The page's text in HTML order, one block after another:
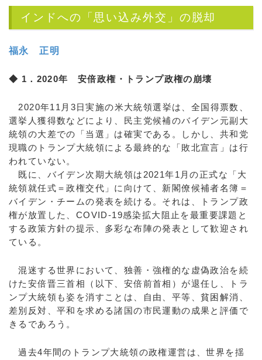
インドへの「思い込み外交」の脱却
福永 正明
◆ 1．2020年 安倍政権・トランプ政権の崩壊
2020年11月3日実施の米大統領選挙は、全国得票数、
選挙人獲得数などにより、民主党候補のバイデン元副大
統領の大差での「当選」は確実である。しかし、共和党
現職のトランプ大統領による最終的な「敗北宣言」は行
われていない。
既に、バイデン次期大統領は2021年1月の正式な「大
統領就任式＝政権交代」に向けて、新閣僚候補者名簿＝
バイデン・チームの発表を続ける。それは、トランプ政
権が放置した、COVID-19感染拡大阻止を最重要課題と
する政策方針の提示、多彩な布陣の発表として歓迎され
ている。
混迷する世界において、独善・強権的な虚偽政治を続
けた安倍晋三首相（以下、安倍前首相）が退任し、トラ
ンプ大統領も姿を消すことは、自由、平等、貧困解消、
差別反対、平和を求める諸国の市民運動の成果と評価で
きるであろう。
過去4年間のトランプ大統領の政権運営は、世界を揺